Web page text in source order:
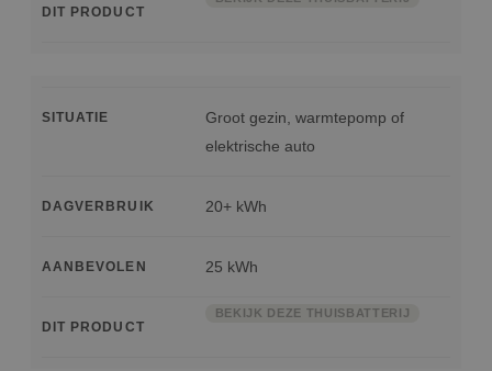
DIT PRODUCT
SITUATIE
Groot gezin, warmtepomp of
elektrische auto
DAGVERBRUIK 20+ kWh
AANBEVOLEN 25 kWh
DIT PRODUCT
BEKIJK DEZE THUISBATTERIJ